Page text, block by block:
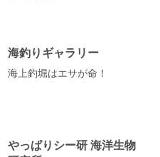
海釣りギャラリー
海上釣堀はエサが命！
やっぱりシー研 海洋生物